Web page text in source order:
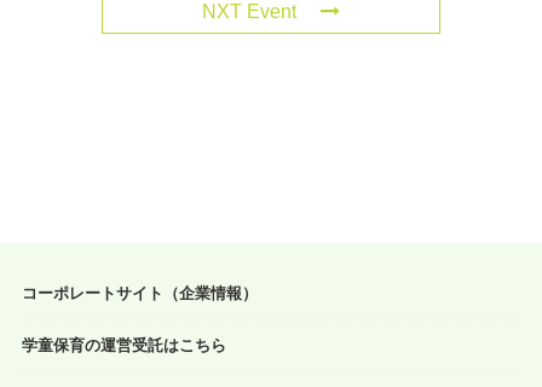
NXT Event
コーポレートサイト（企業情報）
学童保育の運営受託はこちら